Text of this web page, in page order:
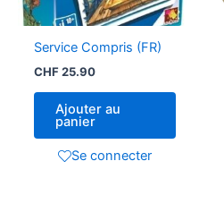
Service Compris (FR)
CHF25.90
Ajouter au
panier
Se connecter